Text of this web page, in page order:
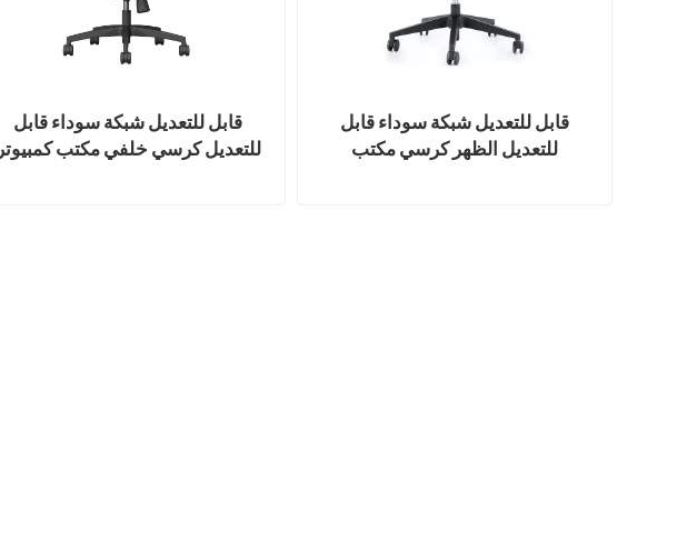
قابل للتعديل شبكة سوداء قابل
للتعديل كرسي خلفي مكتب كمبيوتر
قابل للتعديل شبكة سوداء قابل
للتعديل الظهر كرسي مكتب